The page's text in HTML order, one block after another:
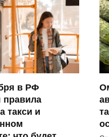
в РФ
правила
такси и